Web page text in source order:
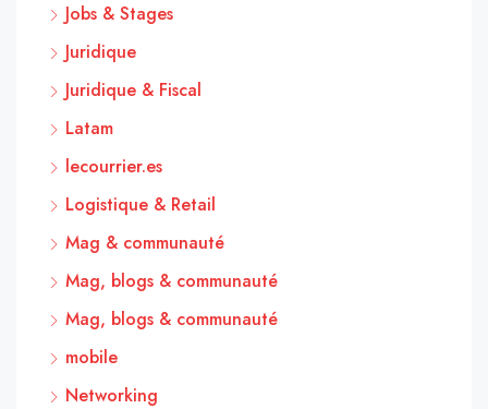
Jobs & Stages
Juridique
Juridique & Fiscal
Latam
lecourrier.es
Logistique & Retail
Mag & communauté
Mag, blogs & communauté
Mag, blogs & communauté
mobile
Networking